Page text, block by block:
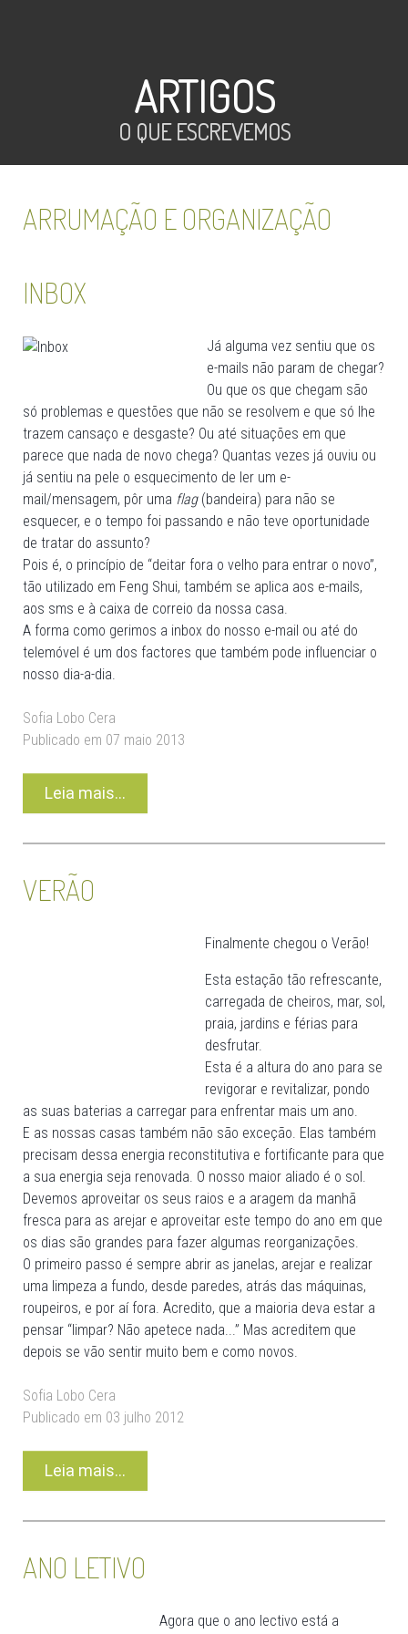
ARTIGOS
O QUE ESCREVEMOS
ARRUMAÇÃO E ORGANIZAÇÃO
INBOX
Já alguma vez sentiu que os
e-mails não param de chegar?
Ou que os que chegam são
só problemas e questões que não se resolvem e que só lhe
trazem cansaço e desgaste? Ou até situações em que
parece que nada de novo chega? Quantas vezes já ouviu ou
já sentiu na pele o esquecimento de ler um e-
mail/mensagem, pôr uma flag(bandeira) para não se
esquecer, e o tempo foi passando e não teve oportunidade
de tratar do assunto?
Pois é, o princípio de “deitar fora o velho para entrar o novo”,
tão utilizado em Feng Shui, também se aplica aos e-mails,
aos sms e à caixa de correio da nossa casa.
A forma como gerimos a inbox do nosso e-mail ou até do
telemóvel é um dos factores que também pode influenciar o
nosso dia-a-dia.
Sofia Lobo Cera
Publicado em 07 maio 2013
Leia mais...
VERÃO
Finalmente chegou o Verão!
Esta estação tão refrescante,
carregada de cheiros, mar, sol,
praia, jardins e férias para
desfrutar.
Esta é a altura do ano para se
revigorar e revitalizar, pondo
as suas baterias a carregar para enfrentar mais um ano.
E as nossas casas também não são exceção. Elas também
precisam dessa energia reconstitutiva e fortificante para que
a sua energia seja renovada. O nosso maior aliado é o sol.
Devemos aproveitar os seus raios e a aragem da manhã
fresca para as arejar e aproveitar este tempo do ano em que
os dias são grandes para fazer algumas reorganizações.
O primeiro passo é sempre abrir as janelas, arejar e realizar
uma limpeza a fundo, desde paredes, atrás das máquinas,
roupeiros, e por aí fora. Acredito, que a maioria deva estar a
pensar “limpar? Não apetece nada...” Mas acreditem que
depois se vão sentir muito bem e como novos.
Sofia Lobo Cera
Publicado em 03 julho 2012
Leia mais...
ANO LETIVO
Agora que o ano lectivo está a